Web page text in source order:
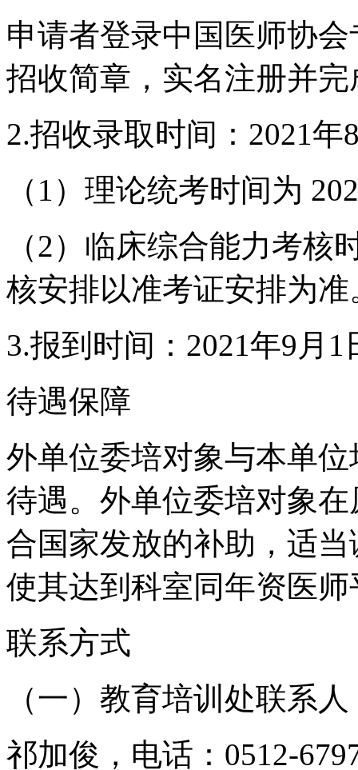
申请者登录中国医师协
招收简章，实名注册并
2.招收录取时间：2021年
（1）理论统考时间为
（2）临床综合能力考核
核安排以准考证安排为准
3.报到时间：2021年9月1
待遇保障
外单位委培对象与本单
待遇。外单位委培对象
合国家发放的补助，适
使其达到科室同年资医
联系方式
（一）教育培训处联系人
祁加俊，电话：0512-